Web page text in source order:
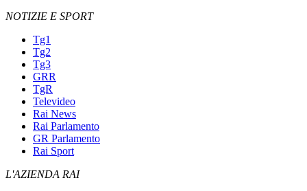
NOTIZIE E SPORT
Tg1
Tg2
Tg3
GRR
TgR
Televideo
Rai News
Rai Parlamento
GR Parlamento
Rai Sport
L'AZIENDA RAI